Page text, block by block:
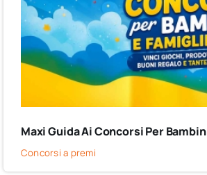
Maxi Guida Ai Concorsi Per
Concorsi a premi